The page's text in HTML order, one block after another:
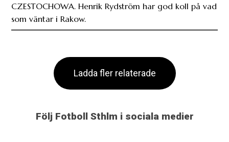
CZESTOCHOWA. Henrik Rydström har god koll på vad
som väntar i Rakow.
Ladda fler relaterade
Följ Fotboll Sthlm i sociala medier